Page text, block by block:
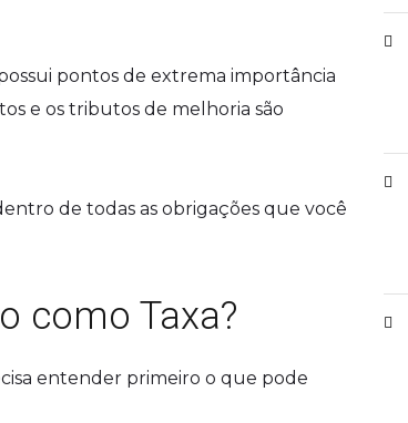
pontos de extrema importância
e os tributos de melhoria são
de todas as obrigações que você
como Taxa?
entender primeiro o que pode